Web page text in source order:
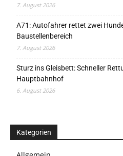
7. August 2026
A71: Autofahrer rettet zwei
Baustellenbereich
7. August 2026
Sturz ins Gleisbett: Schneller
Hauptbahnhof
6. August 2026
Kategorien